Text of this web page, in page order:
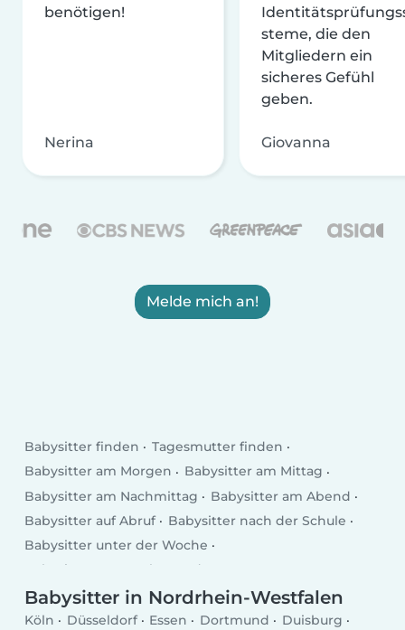
benötigen!
Nerina
steme, die den
Mitgliedern ein
sicheres Gefühl
geben.
Giovanna
Melde mich an!
Babysitter finden
Tagesmutter finden
Babysitter am Morgen
Babysitter am Mittag
Babysitter am Nachmittag
Babysitter am Abend
Babysitter auf Abruf
Babysitter nach der Schule
Babysitter unter der Woche
Babysitter am Wochenende
Babysitter in Nordrhein-Westfalen
Köln Düsseldorf Essen Dortmund
Duisburg